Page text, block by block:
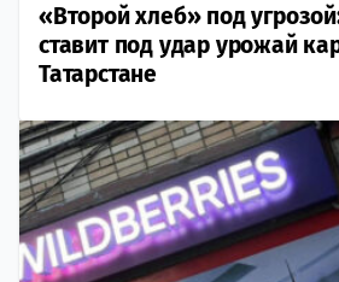
«Второй хлеб» под
ставит под удар урожай
Татарстане